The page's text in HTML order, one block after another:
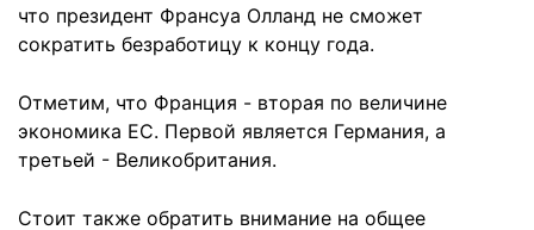
что президент Франсуа Олланд не сможет
сократить безработицу к концу года.
Отметим, что Франция - вторая по величине
экономика ЕС. Первой является Германия, а
третьей - Великобритания.
Стоит также обратить внимание на общее